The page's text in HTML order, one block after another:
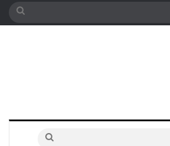
لټون
لټون